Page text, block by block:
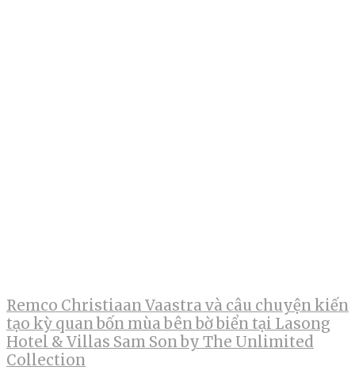
Remco Christiaan Vaastra và câu chuyện kiến
tạo kỳ quan bốn mùa bên bờ biển tại Lasong
Hotel & Villas Sam Son by The Unlimited
Collection